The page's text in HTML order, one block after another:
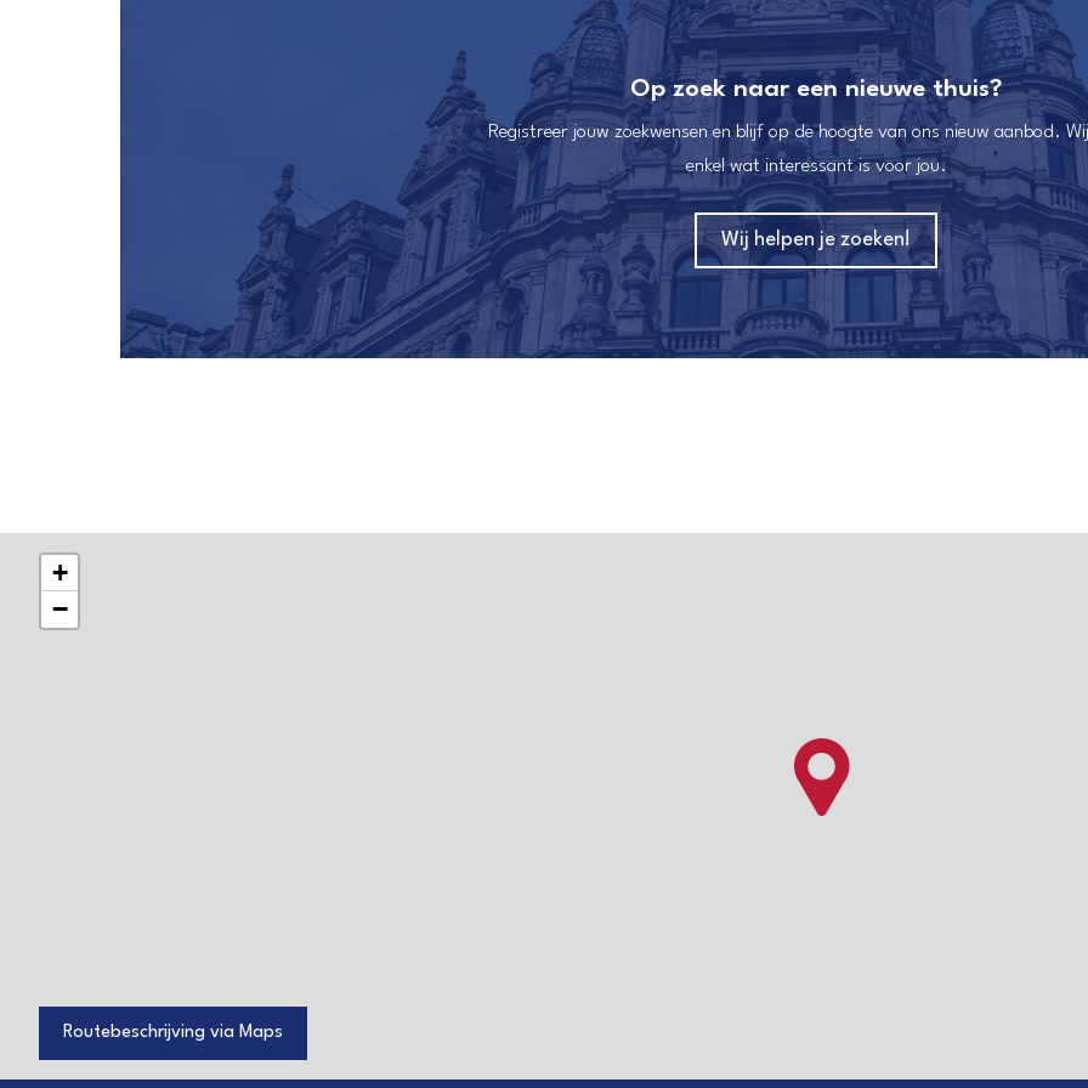
Op zoek naar een nieuwe thuis?
Registreer jouw zoekwensen en blijf op de hoogte van ons nieuw aanbod.
enkel wat interessant is voor jou.
Wij helpen je zoeken!
+
−
Routebeschrijving via Maps